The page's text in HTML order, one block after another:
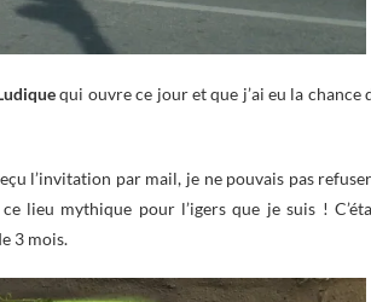
qui ouvre ce jour et que j’ai eu la chance
l’invitation par mail, je ne pouvais pas
lieu mythique pour l’igers que je suis !
3 mois.